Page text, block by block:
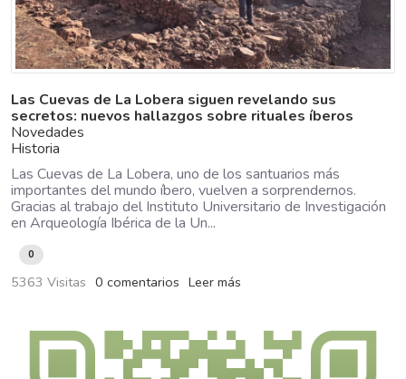
Las Cuevas de La Lobera siguen revelando sus
secretos: nuevos hallazgos sobre rituales íberos
Novedades
Historia
Las Cuevas de La Lobera, uno de los santuarios más
importantes del mundo íbero, vuelven a sorprendernos.
Gracias al trabajo del Instituto Universitario de Investigación
en Arqueología Ibérica de la Un...
0
5363 Visitas 0 comentarios Leer más